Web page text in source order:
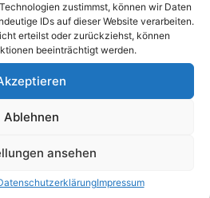
zustimmst, können wir Daten
IDs auf dieser Website verarbeiten.
erteilst oder zurückziehst, können
beeinträchtigt werden.
Ablehnen
ansehen
Impressum
über die